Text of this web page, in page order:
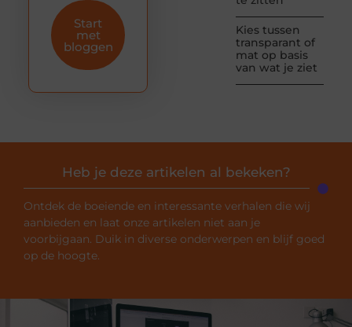
Kies tussen
transparant of
mat op basis
van wat je ziet
Start
met
bloggen
Heb je deze artikelen al bekeken?
Ontdek de boeiende en interessante verhalen die wij
aanbieden en laat onze artikelen niet aan je
voorbijgaan. Duik in diverse onderwerpen en blijf goed
op de hoogte.